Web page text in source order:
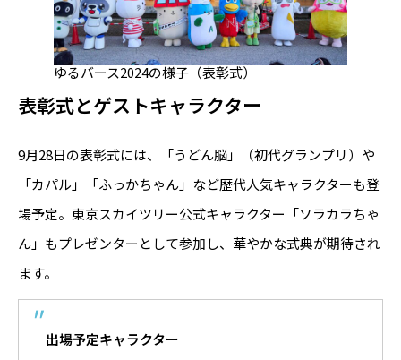
ゆるバース2024の様子（表彰式）
表彰式とゲストキャラクター
9月28日の表彰式には、「うどん脳」（初代グランプリ）や
「カパル」「ふっかちゃん」など歴代人気キャラクターも登
場予定。東京スカイツリー公式キャラクター「ソラカラちゃ
ん」もプレゼンターとして参加し、華やかな式典が期待され
ます。
出場予定キャラクター